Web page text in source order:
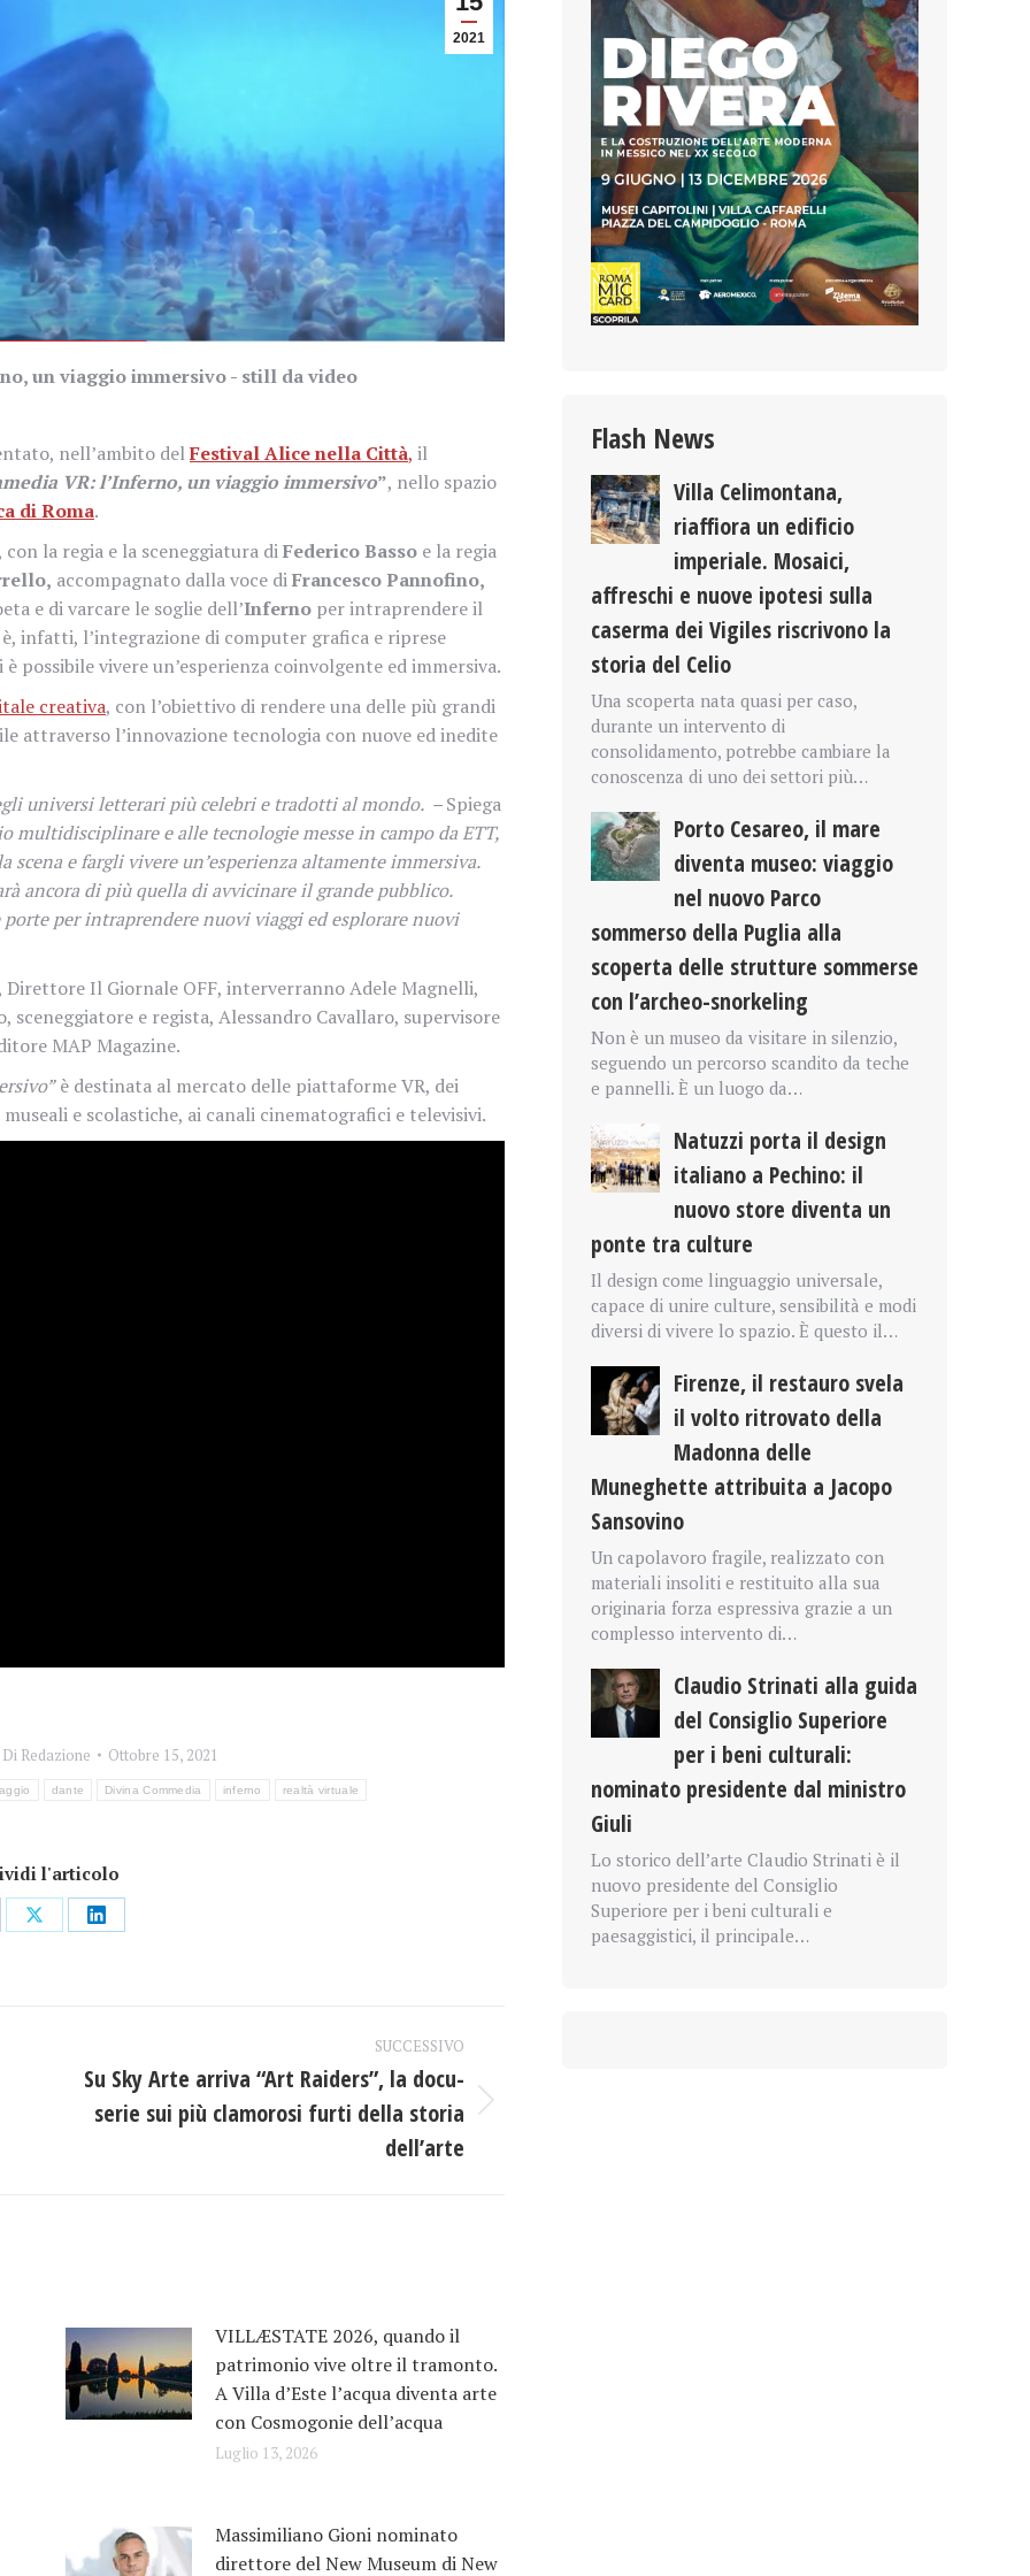
2021
un viaggio immersivo - still da video
nell’ambito delFestival Alice nella Città, il
VR: l’Inferno, un viaggio immersivo”, nello spazio
di Roma.
la regia e la sceneggiatura diFederico Basso e la regia
accompagnato dalla voce diFrancesco Pannofino,
e di varcare le soglie dell’Inferno per intraprendere il
infatti, l’integrazione di computer grafica e riprese
possibile vivere un’esperienza coinvolgente ed immersiva.
creativa, con l’obiettivo di rendere una delle più grandi
attraverso l’innovazione tecnologia con nuove ed inedite
universi letterari più celebri e tradotti al mondo. –Spiega
multidisciplinare e alle tecnologie messe in campo da ETT,
e fargli vivere un’esperienza altamente immersiva.
ancora di più quella di avvicinare il grande pubblico.
per intraprendere nuovi viaggi ed esplorare nuovi
Il Giornale OFF, interverranno Adele Magnelli,
sceneggiatore e regista, Alessandro Cavallaro, supervisore
MAP Magazine.
è destinata al mercato delle piattaforme VR, dei
e scolastiche, ai canali cinematografici e televisivi.
Di Redazione
Ottobre 15, 2021
dante Divina Commedia inferno realtà virtuale
l'articolo
CondividiCondividi
SUCCESSIVO
Prossimo
Su Sky Arte arriva “Art Raiders”, la docu-
serie sui più clamorosi furti della storia
dell’arte
VILLÆSTATE 2026, quando il
patrimonio vive oltre il tramonto.
A Villa d’Este l’acqua diventa arte
con Cosmogonie dell’acqua
Luglio 13, 2026
Massimiliano Gioni nominato
direttore del New Museum di New
Flash News
Villa Celimontana,
riaffiora un edificio
imperiale. Mosaici,
affreschi e nuove ipotesi sulla
caserma dei Vigiles riscrivono la
storia del Celio
Una scoperta nata quasi per caso,
durante un intervento di
consolidamento, potrebbe cambiare la
conoscenza di uno dei settori più…
Porto Cesareo, il mare
diventa museo: viaggio
nel nuovo Parco
sommerso della Puglia alla
scoperta delle strutture sommerse
con l’archeo-snorkeling
Non è un museo da visitare in silenzio,
seguendo un percorso scandito da teche
e pannelli. È un luogo da…
Natuzzi porta il design
italiano a Pechino: il
nuovo store diventa un
ponte tra culture
Il design come linguaggio universale,
capace di unire culture, sensibilità e modi
diversi di vivere lo spazio. È questo il…
Firenze, il restauro svela
il volto ritrovato della
Madonna delle
Muneghette attribuita a Jacopo
Sansovino
Un capolavoro fragile, realizzato con
materiali insoliti e restituito alla sua
originaria forza espressiva grazie a un
complesso intervento di…
Claudio Strinati alla guida
del Consiglio Superiore
per i beni culturali:
nominato presidente dal ministro
Giuli
Lo storico dell’arte Claudio Strinati è il
nuovo presidente del Consiglio
Superiore per i beni culturali e
paesaggistici, il principale…